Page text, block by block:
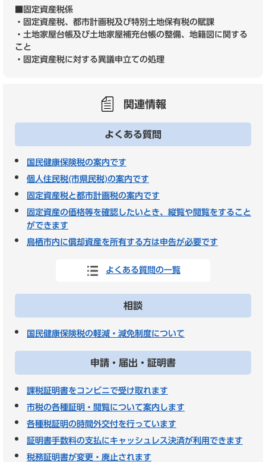
■固定資産税係
・固定資産税、都市計画税及び特別土地保有税の賦課
・土地家屋台帳及び土地家屋補充台帳の整備、地籍図に関する
こと
・固定資産税に対する異議申立ての処理
関連情報
よくある質問
国民健康保険税の案内です
個人住民税(市県民税)の案内です
固定資産税と都市計画税の案内です
固定資産の価格等を確認したいとき、縦覧や閲覧をすること
ができます
鳥栖市内に償却資産を所有する方は申告が必要です
よくある質問の一覧
相談
国民健康保険税の軽減・減免制度について
申請・届出・証明書
課税証明書をコンビニで受け取れます
市税の各種証明・閲覧について案内します
各種税証明の時間外交付を行っています
証明書手数料の支払にキャッシュレス決済が利用できます
税務証明書が変更・廃止されます